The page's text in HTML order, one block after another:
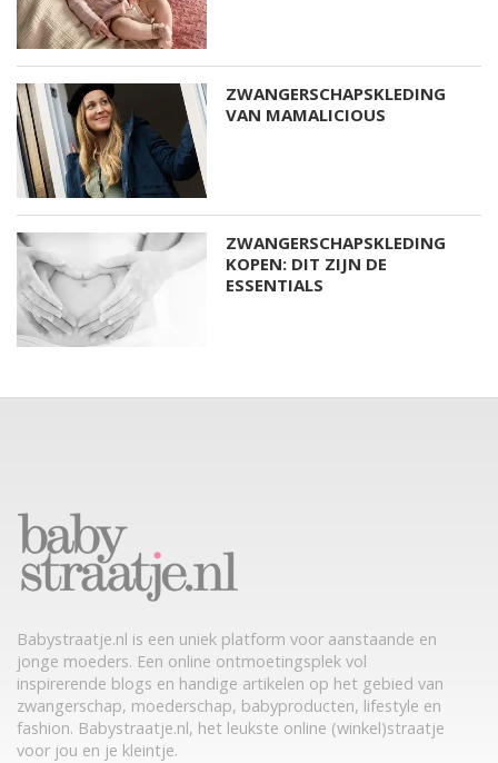
ZWANGERSCHAPSKLEDING
VAN MAMALICIOUS
ZWANGERSCHAPSKLEDING
KOPEN: DIT ZIJN DE
ESSENTIALS
Babystraatje.nl is een uniek platform voor aanstaande en
jonge moeders. Een online ontmoetingsplek vol
inspirerende blogs en handige artikelen op het gebied van
zwangerschap, moederschap, babyproducten, lifestyle en
fashion. Babystraatje.nl, het leukste online (winkel)straatje
voor jou en je kleintje.